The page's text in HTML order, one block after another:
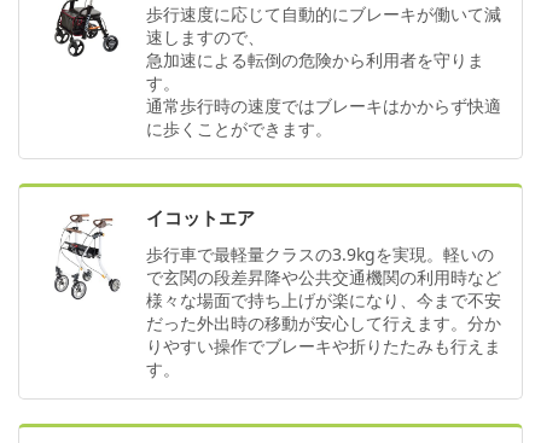
歩行速度に応じて自動的にブレーキが働いて減
速しますので、
急加速による転倒の危険から利用者を守りま
す。
通常歩行時の速度ではブレーキはかからず快適
に歩くことができます。
イコットエア
歩行車で最軽量クラスの3.9kgを実現。軽いの
で玄関の段差昇降や公共交通機関の利用時など
様々な場面で持ち上げが楽になり、今まで不安
だった外出時の移動が安心して行えます。分か
りやすい操作でブレーキや折りたたみも行えま
す。